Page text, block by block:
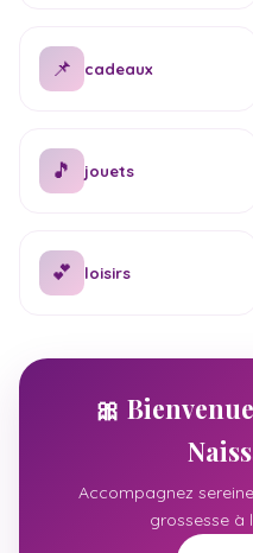
📌 cadeaux
🎵 jouets
💕 loisirs
🎀
Accompagnez
grossesse à